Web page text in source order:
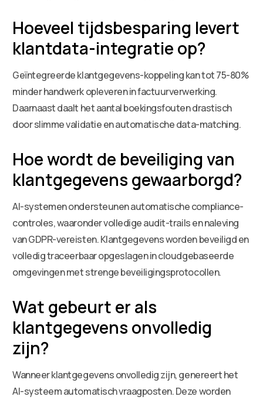
Hoeveel tijdsbesparing levert
klantdata-integratie op?
Geïntegreerde klantgegevens-koppeling kan tot 75-80%
minder handwerk opleveren in factuurverwerking.
Daarnaast daalt het aantal boekingsfouten drastisch
door slimme validatie en automatische data-matching.
Hoe wordt de beveiliging van
klantgegevens gewaarborgd?
AI-systemen ondersteunen automatische compliance-
controles, waaronder volledige audit-trails en naleving
van GDPR-vereisten. Klantgegevens worden beveiligd en
volledig traceerbaar opgeslagen in cloudgebaseerde
omgevingen met strenge beveiligingsprotocollen.
Wat gebeurt er als
klantgegevens onvolledig
zijn?
Wanneer klantgegevens onvolledig zijn, genereert het
AI-systeem automatisch vraagposten. Deze worden